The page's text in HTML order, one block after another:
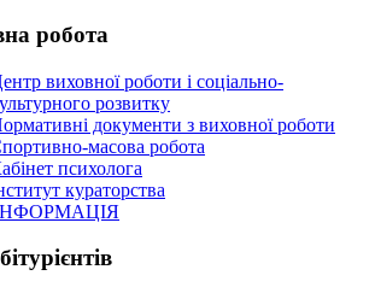
робота
виховної роботи і соціально-
розвитку
документи з виховної роботи
масова робота
психолога
кураторства